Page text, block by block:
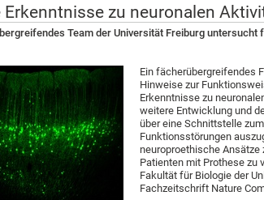
Erkenntnisse zu neuronalen
Team der Universität Freiburg
Ein fächerübergreifendes
Hinweise zur
Erkenntnisse zu
weitere Entwicklung und
über eine Schnittstelle
Funktionsstörungen
neuroproethische Ansätze
Patienten mit Prothese zu
Fakultät für Biologie der
Fachzeitschrift Nature